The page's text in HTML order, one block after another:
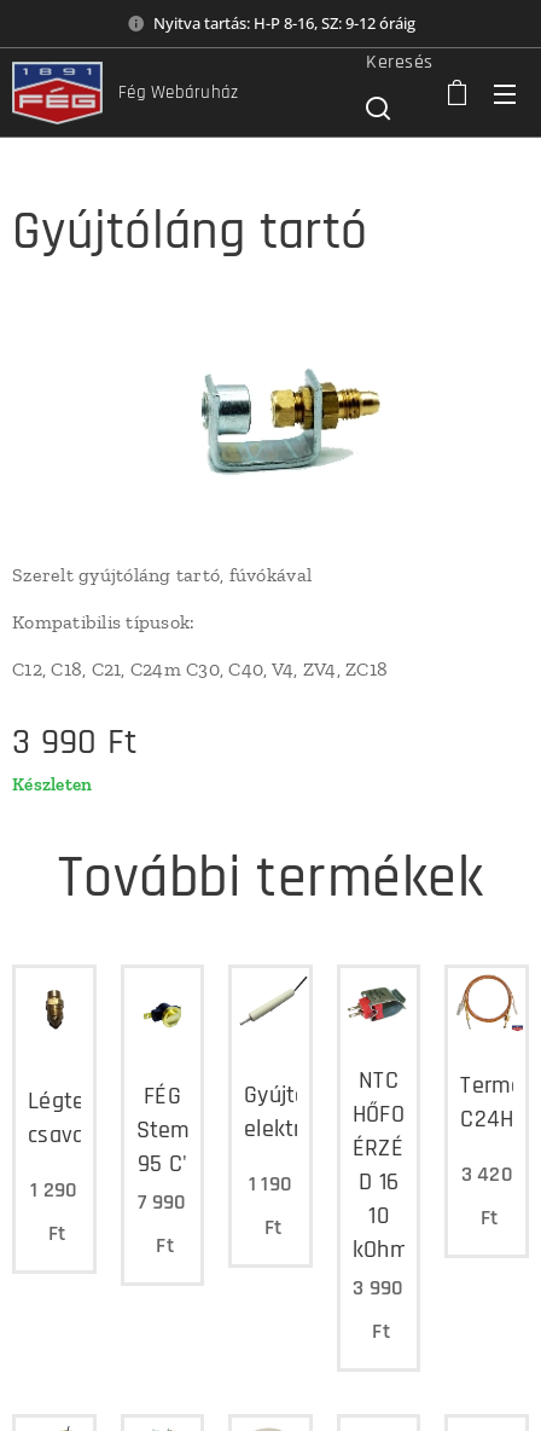
Nyitva tartás: H-P 8-16, SZ: 9-12 óráig
Fég Webáruház
Keresés
Gyújtóláng tartó
Szerelt gyújtóláng tartó, fúvókával
Kompatibilis típusok:
C12, C18, C21, C24m C30, C40, V4, ZV4, ZC18
3 990 Ft
Készleten
További termékek
Légtelenítő
csavar
1 290
Ft
FÉG
Stemco
95 C'
7 990
Ft
Gyújtó
elektróda
1 190
Ft
NTC
HŐFOK
ÉRZÉKELŐ
D 16
10
kOhm/25°C
3 990
Ft
C24H
3 420
Ft